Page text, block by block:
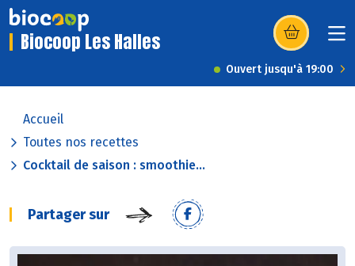
Biocoop Les Halles (s’ouvre dans
Ouvert jusqu'à 19:00
Accueil
Toutes nos recettes
Cocktail de saison : smoothie...
Partager sur